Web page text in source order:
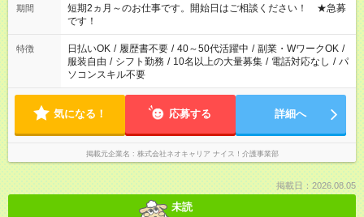
でお休みや時間の調整が必要な場合も遠慮なくご相談くださ
い。
期間
短期2ヵ月～のお仕事です。開始日はご相談ください！ ★急募
です！
特徴 日払いOK / 履歴書不要 / 40～50代活躍中 / 副業・WワークOK /
服装自由 / シフト勤務 / 10名以上の大量募集 / 電話対応なし / パ
ソコンスキル不要
気になる！ 応募する 詳細へ
掲載元企業名 株式会社ネオキャリア ナイス！介護事業部
掲載日：2026.08.05
未読